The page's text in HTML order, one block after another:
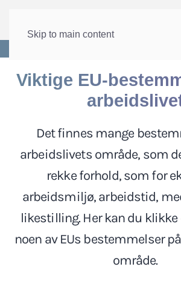
Skip to main content
Viktige EU-
Det finnes mange
arbeidslivets område, som
rekke forhold, som for
arbeidsmiljø, arbeidstid,
likestilling. Her kan du klikke
noen av EUs bestemmelser
område.